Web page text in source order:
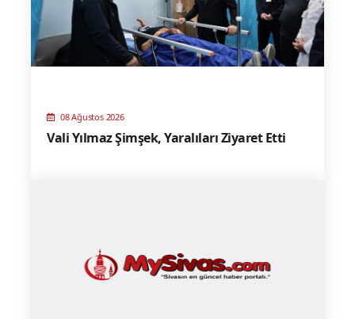
08 Ağustos 2026
Vali Yılmaz Şimşek, Yaralıları Ziyaret Etti